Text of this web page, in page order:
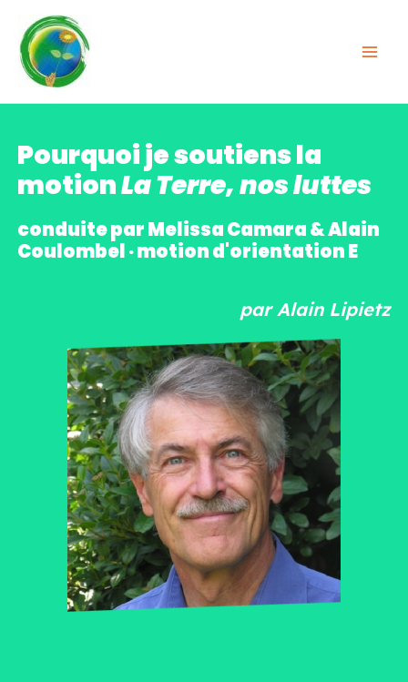
Pourquoi je soutiens la
motionLa Terre, nos luttes
conduite par Melissa Camara & Alain
Coulombel · motion d'orientation E
par Alain Lipietz